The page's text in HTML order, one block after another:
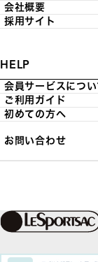
会社概要
採用サイト
HELP
会員サービスについ
ご利用ガイド
初めての方へ
お問い合わせ